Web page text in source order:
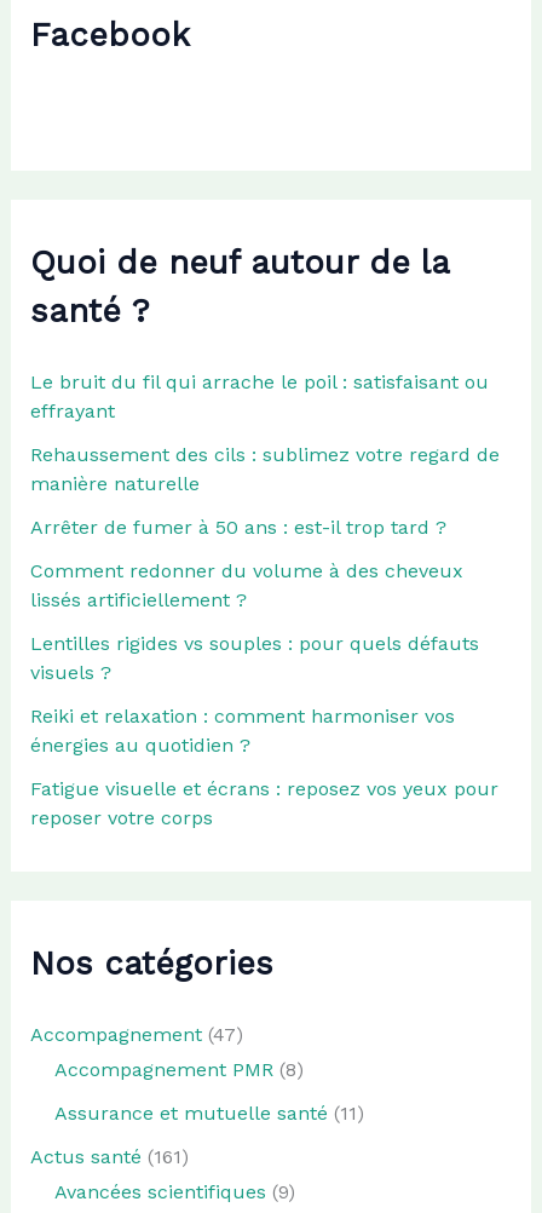
h
Facebook
Quoi de neuf autour de la
santé ?
Le bruit du fil qui arrache le poil : satisfaisant ou
effrayant
Rehaussement des cils : sublimez votre regard de
manière naturelle
Arrêter de fumer à 50 ans : est-il trop tard ?
Comment redonner du volume à des cheveux
lissés artificiellement ?
Lentilles rigides vs souples : pour quels défauts
visuels ?
Reiki et relaxation : comment harmoniser vos
énergies au quotidien ?
Fatigue visuelle et écrans : reposez vos yeux pour
reposer votre corps
Nos catégories
Accompagnement(47)
Accompagnement PMR(8)
Assurance et mutuelle santé (11)
Actus santé (161)
Avancées scientifiques (9)